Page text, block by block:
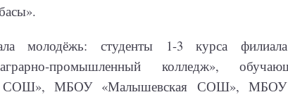
молодёжь: студенты 1-3 курса
промышленный колледж»,
СОШ», МБОУ «Малышевская СОШ»,